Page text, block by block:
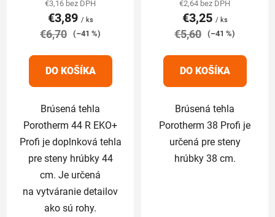
je
5,0
5
hviezdičiek.
€3,16 bez DPH
€3,89 / ks
€6,70 (–41 %)
DO KOŠÍKA
Brúsená tehla
Porotherm 44 R EKO+
Profi je doplnková tehla
pre steny hrúbky 44
cm. Je určená
na vytváranie detailov
ako sú rohy.
je
5,0
5
hviezdičiek.
€2,64 bez DPH
€3,25 / ks
€5,60 (–41 %)
DO KOŠÍKA
Brúsená tehla
Porotherm 38 Profi je
určená pre steny
hrúbky 38 cm.